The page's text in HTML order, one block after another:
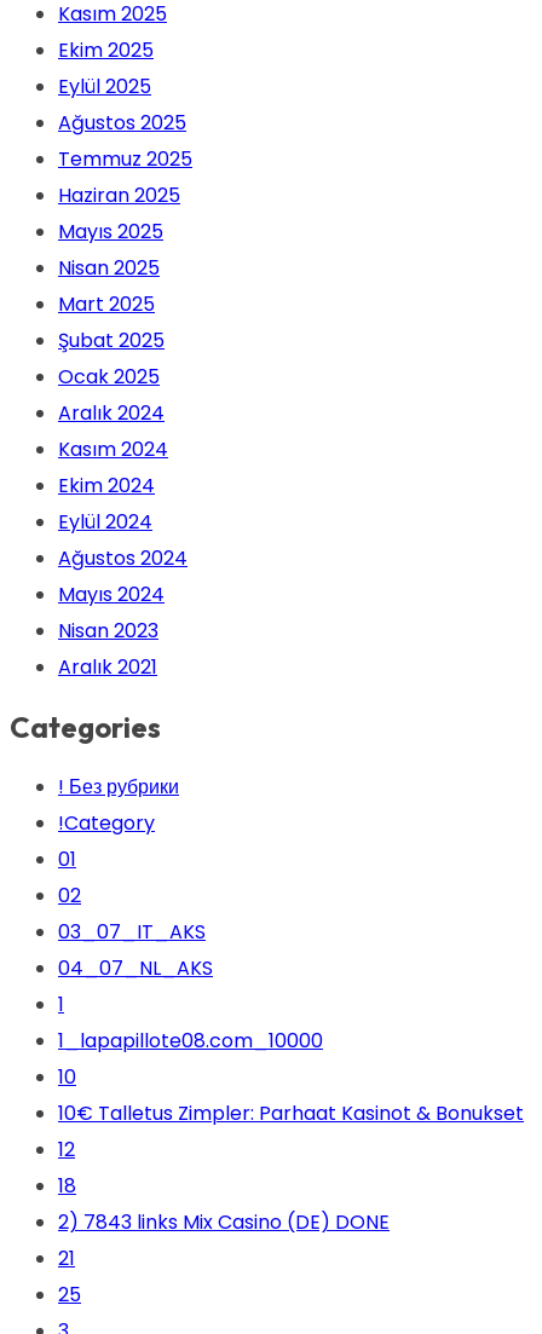
Kasım 2025
Ekim 2025
Eylül 2025
Ağustos 2025
Temmuz 2025
Haziran 2025
Mayıs 2025
Nisan 2025
Mart 2025
Şubat 2025
Ocak 2025
Aralık 2024
Kasım 2024
Ekim 2024
Eylül 2024
Ağustos 2024
Mayıs 2024
Nisan 2023
Aralık 2021
Categories
! Без рубрики
!Category
01
02
03_07_IT_AKS
04_07_NL_AKS
1
1_lapapillote08.com_10000
10
10€ Talletus Zimpler: Parhaat Kasinot & Bonukset
12
18
2) 7843 links Mix Casino (DE) DONE
21
25